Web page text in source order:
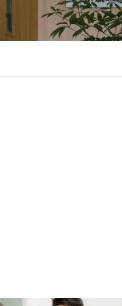
甲状腺外